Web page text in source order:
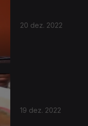
20 dez. 2022
19 dez. 2022